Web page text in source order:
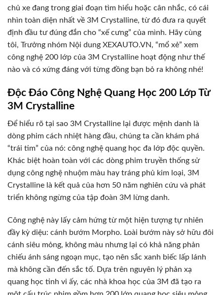
chủ xe đang trong giai đoạn tìm hiểu hoặc cân nhắc, có cái
nhìn toàn diện nhất về 3M Crystalline, từ đó đưa ra quyết
định đầu tư đúng đắn cho “xế cưng” của mình. Hãy cùng
tôi, Trưởng nhóm Nội dung XEXAUTO.VN, “mổ xẻ” xem
công nghệ 200 lớp của 3M Crystalline hoạt động như thế
nào và có xứng đáng với từng đồng bạn bỏ ra không nhé!
Độc Đáo Công Nghệ Quang Học 200 Lớp Từ
3M Crystalline
Để hiểu rõ tại sao 3M Crystalline lại được mệnh danh là
dòng phim cách nhiệt hàng đầu, chúng ta cần khám phá
“trái tim” của nó: công nghệ quang học đa lớp độc quyền.
Khác biệt hoàn toàn với các dòng phim truyền thống sử
dụng công nghệ nhuộm màu hay tráng phủ kim loại, 3M
Crystalline là kết quả của hơn 50 năm nghiên cứu và phát
triển không ngừng của tập đoàn 3M lừng danh.
Công nghệ này lấy cảm hứng từ một hiện tượng tự nhiên
đầy kỳ diệu: cánh bướm Morpho. Loài bướm này sở hữu đôi
cánh siêu mỏng, không màu nhưng lại có khả năng phản
chiếu ánh sáng ngoạn mục, tạo nên sắc xanh biếc lấp lánh
mà không cần đến sắc tố. Dựa trên nguyên lý phản xạ
quang học tinh vi ấy, các nhà khoa học của 3M đã tạo ra